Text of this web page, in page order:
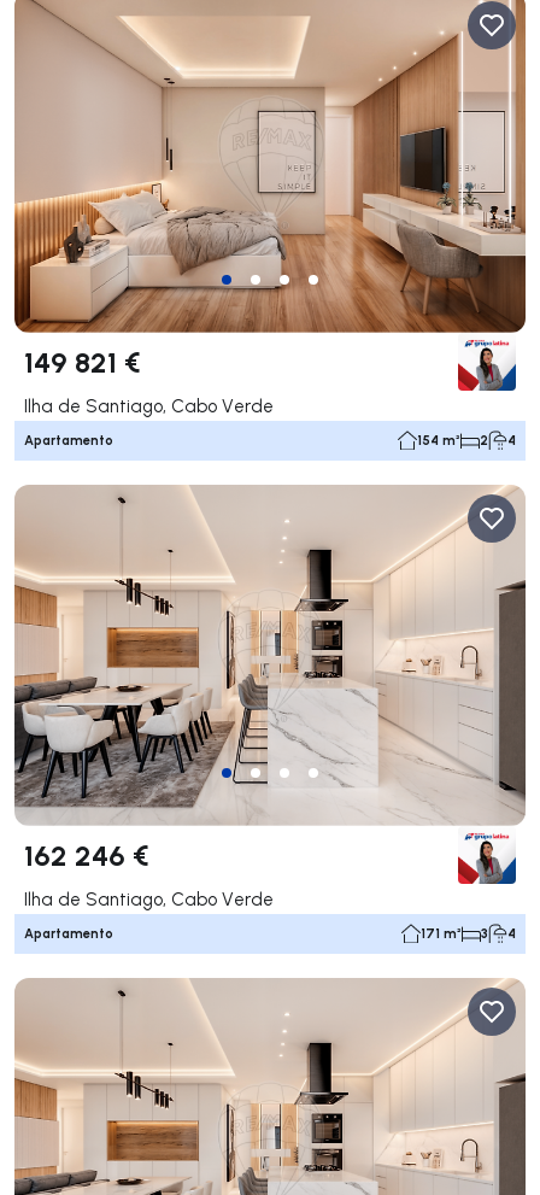
149 821 €
Ilha de Santiago, Cabo Verde
Apartamento 154 m² 2 4
162 246 €
Ilha de Santiago, Cabo Verde
Apartamento 171 m² 3 4